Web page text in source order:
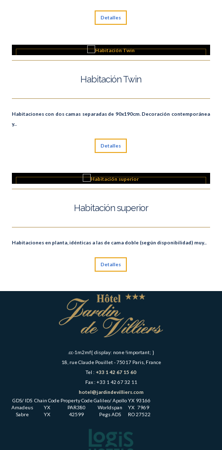
Detalles
Habitación Twin
Habitaciones con dos camas separadas de 90x190cm. Decoración contemporánea
y...
Detalles
Habitación superior
Habitaciones en planta, idénticas a las de cama doble (según disponibilidad) muy...
Detalles
.cc-1m2mf{ display: none !important; }
18, rue Claude Pouillet - 75017 Paris, France
Tel : +33 1 42 67 15 60
Fax : +33 1 42 67 32 11
hotel@jardindevilliers.com
GDS/ IDS Chain Code Property CodeGalileo/ Apollo YX 93166
Amadeus
YX PAR380 Worldspan YX 7969
Sabre
YX 42599 Pegs ADS RO27522